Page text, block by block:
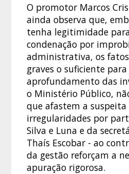
O promotor Marcos
ainda observa que,
tenha legitimidade
condenação por
administrativa, os
graves o suficiente
aprofundamento das
o Ministério Público,
que afastem a suspeita
irregularidades por
Silva e Luna e da
Thaís Escobar - ao
da gestão reforçam a
apuração rigorosa.